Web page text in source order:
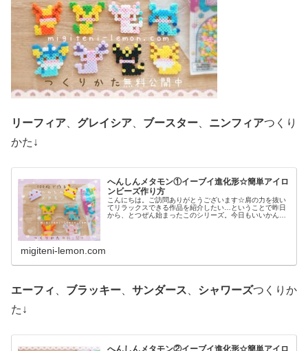
リーフィア グレイシア ブースター ニンフィアつくり
かた↓
へんしんメタモン①イーブイ進化形☆簡単アイロ
ンビーズ作り方
こんにちは。ご訪問ありがとうございます☆肩の力を抜い
てリラックスできる作品を紹介したい…ということで昨日
から、とつぜん始まったこのシリーズ。今日もいいかんじ
migiteni-lemon.com
エーフィ ブラッキー サンダース シャワーズつくりか
た↓
へんしんメタモン②イーブイ進化形☆簡単アイロ